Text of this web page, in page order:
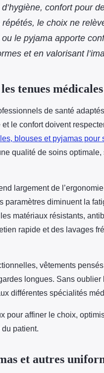
confort pour
le choix ne
le pyjama apporte
et en valorisant
tenues
de santé
le confort doivent
blouses et pyjamas pour
qualité de soins
largement de
paramètres diminuent la
matériaux résistants,
rapide et des lavages
vêtements
longues. Sans oublier
différentes spécialités
pour affiner le choix,
patient.
et autres